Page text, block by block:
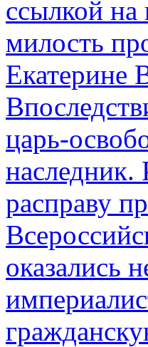
ссылкой
милость
Екатерине
царь-
наследник.
расправу
оказались